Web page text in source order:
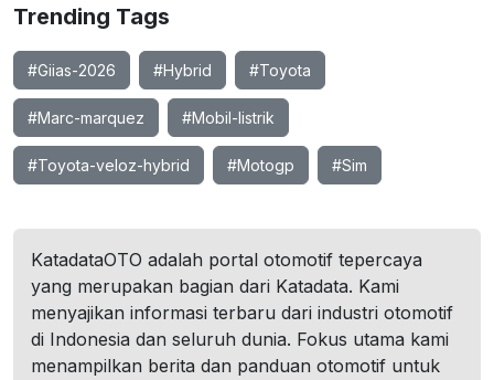
Trending Tags
#Giias-2026 #Hybrid #Toyota
#Marc-marquez #Mobil-listrik
#Toyota-veloz-hybrid #Motogp #Sim
KatadataOTO adalah portal otomotif tepercaya
yang merupakan bagian dari Katadata. Kami
menyajikan informasi terbaru dari industri otomotif
di Indonesia dan seluruh dunia. Fokus utama kami
menampilkan berita dan panduan otomotif untuk